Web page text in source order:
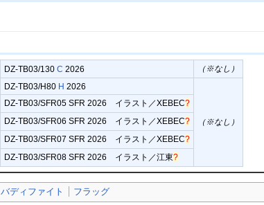
DZ-TB03/130C 2026
（※なし）
DZ-TB03/H80 H 2026
（※なし）
DZ-TB03/SFR05 SFR 2026 イラスト／XEBEC?
DZ-TB03/SFR06 SFR 2026 イラスト／XEBEC?
DZ-TB03/SFR07 SFR 2026 イラスト／XEBEC?
DZ-TB03/SFR08 SFR 2026 イラスト／江東?
バディファイト フラッグ